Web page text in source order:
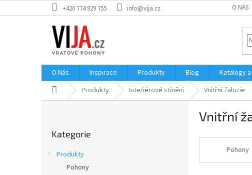
na
+420 774 929 755 info@vija.cz O NÁS
O Nás Inspirace Produkty Blog Katalogy
Domů Produkty Interiérové stínění Vnitřní žaluzie
kategorie
Kategorie
Produkty
Pohony
Vnitřní
Pohony